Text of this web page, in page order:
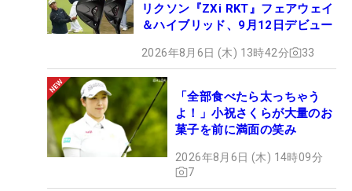
リクソン『ZXi RKT』フェアウェイ
＆ハイブリッド、9月12日デビュー
2026年8月6日 (木) 13時42分 33
「全部食べたら太っちゃう
よ！」小祝さくらが大量のお
菓子を前に満面の笑み
2026年8月6日 (木) 14時09分
7